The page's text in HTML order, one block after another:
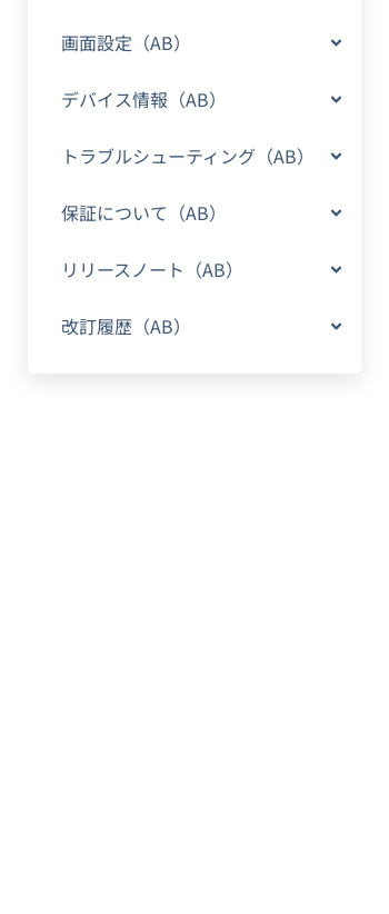
画面設定（AB）
デバイス情報（AB）
トラブルシューティング（AB）
保証について（AB）
リリースノート（AB）
改訂履歴（AB）